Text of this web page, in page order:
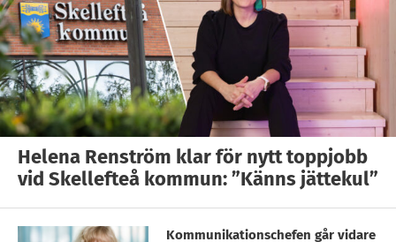
Helena Renström klar för nytt toppjobb
vid Skellefteå kommun: ”Känns jättekul”
Kommunikationschefen går vidare